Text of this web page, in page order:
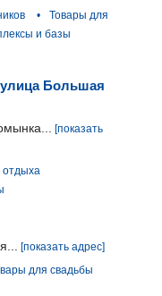
•
Товары для
и базы
Большая
[показать
отдыха
[показать адрес]
для свадьбы